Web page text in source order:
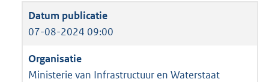
07-08-2024 09:00
Ministerie van Infrastructuur en Waterstaat